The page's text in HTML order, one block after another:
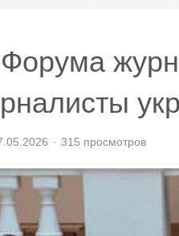
315 просмотров